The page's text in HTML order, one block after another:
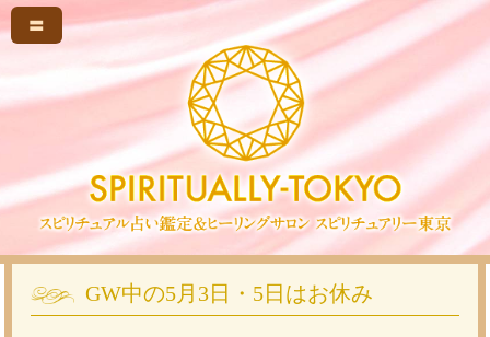
〓
GW中の5月3日・5日はお休み